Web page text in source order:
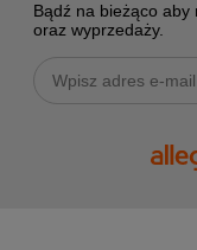
Bądź na bieżąco
oraz wyprzedaży.